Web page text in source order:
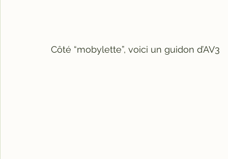
Côté “mobylette”, voici un guidon d’AV3